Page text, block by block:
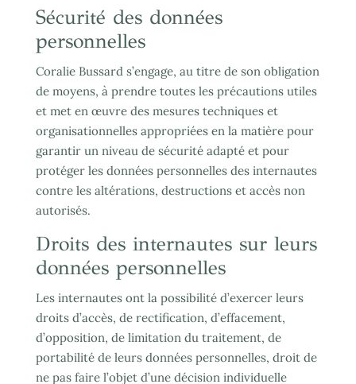
Sécurité des données
personnelles
Coralie Bussard s’engage, au titre de son obligation
de moyens, à prendre toutes les précautions utiles
et met en œuvre des mesures techniques et
organisationnelles appropriées en la matière pour
garantir un niveau de sécurité adapté et pour
protéger les données personnelles des internautes
contre les altérations, destructions et accès non
autorisés.
Droits des internautes sur leurs
données personnelles
Les internautes ont la possibilité d’exercer leurs
droits d’accès, de rectification, d’effacement,
d’opposition, de limitation du traitement, de
portabilité de leurs données personnelles, droit de
ne pas faire l’objet d’une décision individuelle